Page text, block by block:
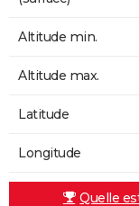
Altitude min.
Altitude max.
Latitude
Longitude
Quelle